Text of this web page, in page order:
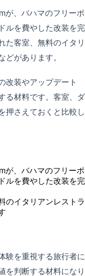
が、バハマのフリーポ
ルを費やした改装を完
た客室、無料のイタリ
どがあります。
改装やアップデート
る材料です。客室、ダ
押さえておくと比較し
が、バハマのフリーポ
ルを費やした改装を完
のイタリアンレストラ
験を重視する旅行者に
を判断する材料になり